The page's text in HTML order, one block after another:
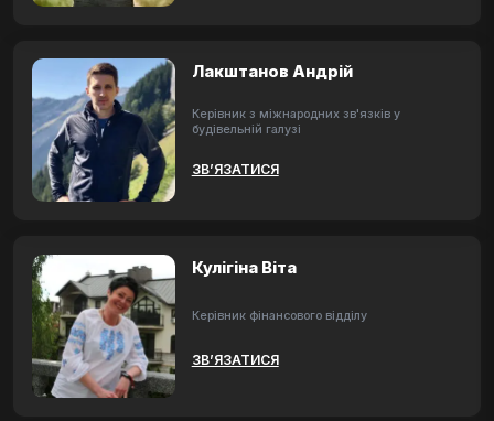
Лакштанов Андрій
Керівник з міжнародних зв'язків у
будівельній галузі
ЗВ’ЯЗАТИСЯ
Кулігіна Віта
Керівник фінансового відділу
ЗВ’ЯЗАТИСЯ